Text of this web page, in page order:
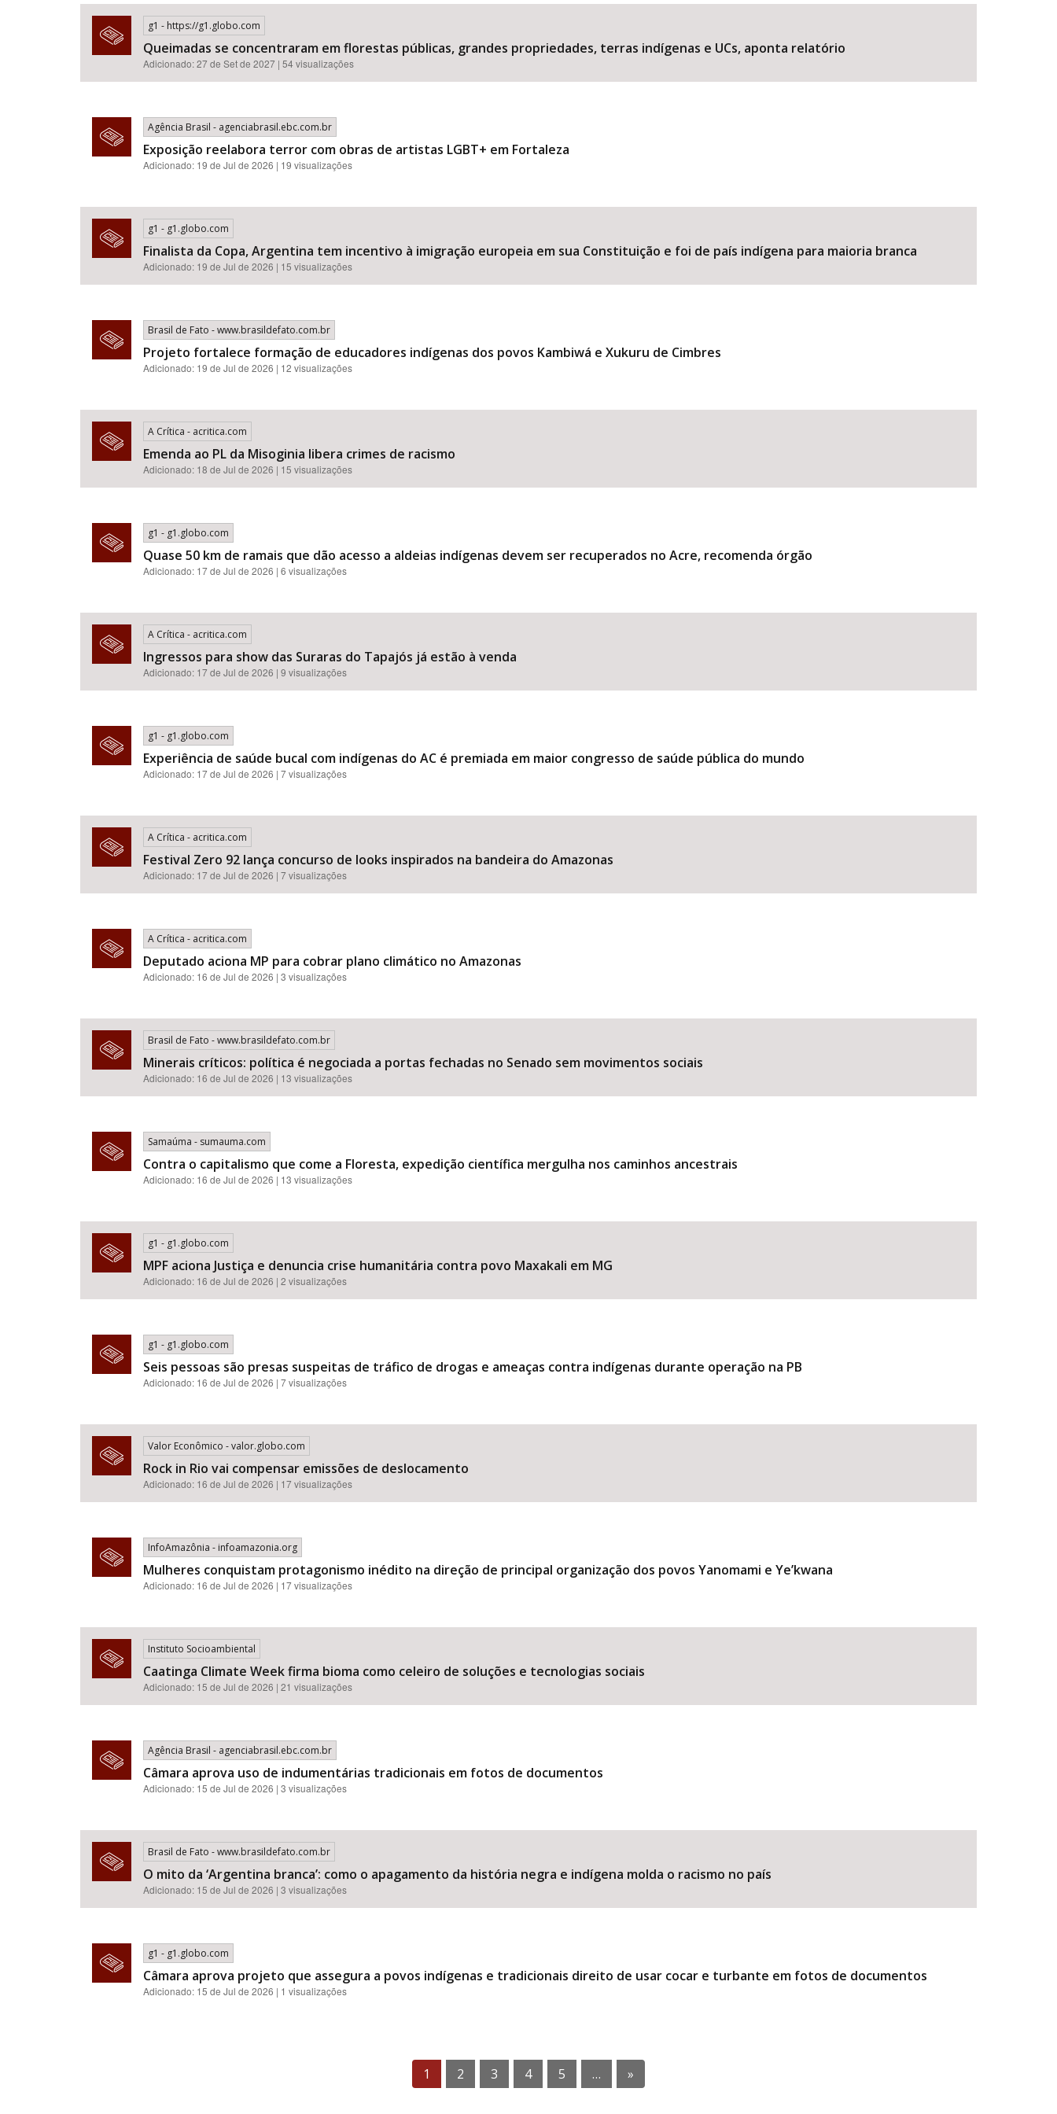
g1 - https://g1.globo.com
Queimadas se concentraram em florestas públicas, grandes propriedades, terras indígenas e UCs, aponta relatório
Adicionado: 27 de Set de 2027 | 54 visualizações
Agência Brasil - agenciabrasil.ebc.com.br
Exposição reelabora terror com obras de artistas LGBT+ em Fortaleza
Adicionado: 19 de Jul de 2026 | 19 visualizações
g1 - g1.globo.com
Finalista da Copa, Argentina tem incentivo à imigração europeia em sua Constituição e foi de país indígena para maioria branca
Adicionado: 19 de Jul de 2026 | 15 visualizações
Brasil de Fato - www.brasildefato.com.br
Projeto fortalece formação de educadores indígenas dos povos Kambiwá e Xukuru de Cimbres
Adicionado: 19 de Jul de 2026 | 12 visualizações
A Crítica - acritica.com
Emenda ao PL da Misoginia libera crimes de racismo​​​​​​​​​​​​​​​​​​​​​​​​​​​​​​​​​​​​​​​​​​
Adicionado: 18 de Jul de 2026 | 15 visualizações
g1 - g1.globo.com
Quase 50 km de ramais que dão acesso a aldeias indígenas devem ser recuperados no Acre, recomenda órgão
Adicionado: 17 de Jul de 2026 | 6 visualizações
A Crítica - acritica.com
Ingressos para show das Suraras do Tapajós já estão à venda
Adicionado: 17 de Jul de 2026 | 9 visualizações
g1 - g1.globo.com
Experiência de saúde bucal com indígenas do AC é premiada em maior congresso de saúde pública do mundo
Adicionado: 17 de Jul de 2026 | 7 visualizações
A Crítica - acritica.com
Festival Zero 92 lança concurso de looks inspirados na bandeira do Amazonas
Adicionado: 17 de Jul de 2026 | 7 visualizações
A Crítica - acritica.com
Deputado aciona MP para cobrar plano climático no Amazonas
Adicionado: 16 de Jul de 2026 | 3 visualizações
Brasil de Fato - www.brasildefato.com.br
Minerais críticos: política é negociada a portas fechadas no Senado sem movimentos sociais
Adicionado: 16 de Jul de 2026 | 13 visualizações
Samaúma - sumauma.com
Contra o capitalismo que come a Floresta, expedição científica mergulha nos caminhos ancestrais
Adicionado: 16 de Jul de 2026 | 13 visualizações
g1 - g1.globo.com
MPF aciona Justiça e denuncia crise humanitária contra povo Maxakali em MG
Adicionado: 16 de Jul de 2026 | 2 visualizações
g1 - g1.globo.com
Seis pessoas são presas suspeitas de tráfico de drogas e ameaças contra indígenas durante operação na PB
Adicionado: 16 de Jul de 2026 | 7 visualizações
Valor Econômico - valor.globo.com
Rock in Rio vai compensar emissões de deslocamento
Adicionado: 16 de Jul de 2026 | 17 visualizações
InfoAmazônia - infoamazonia.org
Mulheres conquistam protagonismo inédito na direção de principal organização dos povos Yanomami e Ye’kwana
Adicionado: 16 de Jul de 2026 | 17 visualizações
Instituto Socioambiental
Caatinga Climate Week firma bioma como celeiro de soluções e tecnologias sociais
Adicionado: 15 de Jul de 2026 | 21 visualizações
Agência Brasil - agenciabrasil.ebc.com.br
Câmara aprova uso de indumentárias tradicionais em fotos de documentos
Adicionado: 15 de Jul de 2026 | 3 visualizações
Brasil de Fato - www.brasildefato.com.br
O mito da ‘Argentina branca’: como o apagamento da história negra e indígena molda o racismo no país
Adicionado: 15 de Jul de 2026 | 3 visualizações
g1 - g1.globo.com
Câmara aprova projeto que assegura a povos indígenas e tradicionais direito de usar cocar e turbante em fotos de documentos
Adicionado: 15 de Jul de 2026 | 1 visualizações
1 2 3 4 5 … »